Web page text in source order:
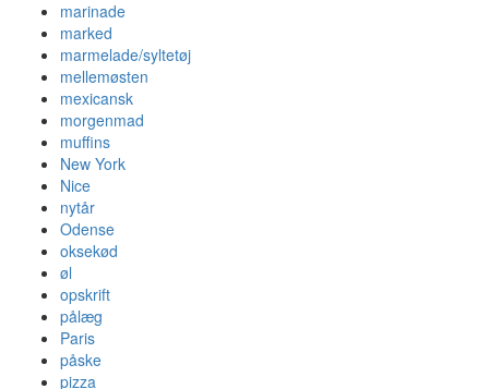
marinade
marked
marmelade/syltetøj
mellemøsten
mexicansk
morgenmad
muffins
New York
Nice
nytår
Odense
oksekød
øl
opskrift
pålæg
Paris
påske
pizza